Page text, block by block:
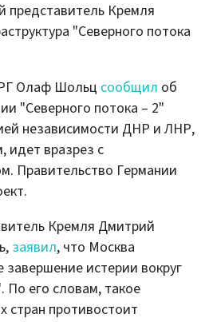
Кремля
"Северного потока
Олаф Шольц сообщил об
"Северного потока – 2"
независимости ДНР и ЛНР,
идет вразрез с
Правительство Германии
Кремля Дмитрий
заявил, что Москва
завершение истерии вокруг
По его словам, такое
стран противостоит